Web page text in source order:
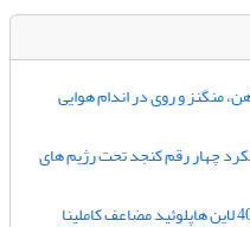
منگنز و روی در اندام هوایی
چهار رقم کنجد تحت رژیم های
بررسی عملکرد دانه و محتوای روغن 40 لاین هاپلوئید مضاعف کاملینا